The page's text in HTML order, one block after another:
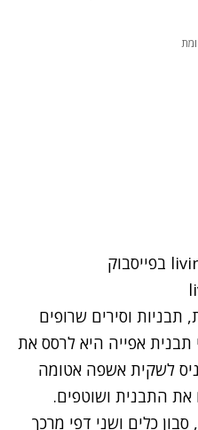
תבניות וסירים שרופים
תבנית אפייה היא לרסס את
לשקית אשפה אטומה
את התבנית ושוטפים.
כלים ושני דפי מרכך